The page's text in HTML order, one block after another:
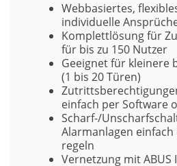
Webbasiertes,
individuelle
Komplettlösung für
für bis zu 150 Nutzer
Geeignet für kleinere
(1 bis 20 Türen)
einfach per Software
Scharf-/
Alarmanlagen
regeln
Vernetzung mit ABUS